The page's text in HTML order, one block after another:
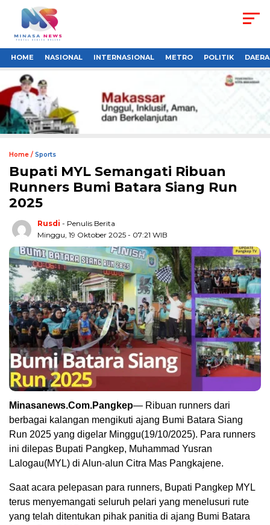
HOME NASIONAL INTERNASIONAL METRO POLITIK
Home / Sports
Bupati MYL Semangati Ribuan
Runners Bumi Batara Siang Run
2025
Rusdi - Penulis Berita
Minggu, 19 Oktober 2025 - 07:21 WIB
Minasanews.Com.Pangkep— Ribuan runners dari
berbagai kalangan mengikuti ajang Bumi Batara Siang
Run 2025 yang digelar Minggu(19/10/2025). Para runners
ini dilepas Bupati Pangkep, Muhammad Yusran
Lalogau(MYL) di Alun-alun Citra Mas Pangkajene.
Saat acara pelepasan para runners, Bupati Pangkep MYL
terus menyemangati seluruh pelari yang menelusuri rute
yang telah ditentukan pihak panitia di ajang Bumi Batara